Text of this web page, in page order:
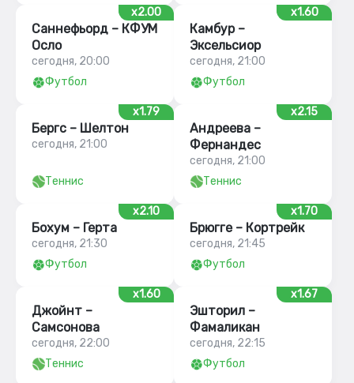
x2.00
Саннефьорд – КФУМ
Осло
сегодня, 20:00
Футбол
x1.60
Камбур –
Эксельсиор
сегодня, 21:00
Футбол
x1.79
Бергс – Шелтон
сегодня, 21:00
Теннис
x2.15
Андреева –
Фернандес
сегодня, 21:00
Теннис
x2.10
Бохум – Герта
сегодня, 21:30
Футбол
x1.70
Брюгге – Кортрейк
сегодня, 21:45
Футбол
x1.60
Джойнт –
Самсонова
сегодня, 22:00
Теннис
x1.67
Эшторил –
Фамаликан
сегодня, 22:15
Футбол